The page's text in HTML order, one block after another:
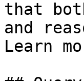
that
and
Learn